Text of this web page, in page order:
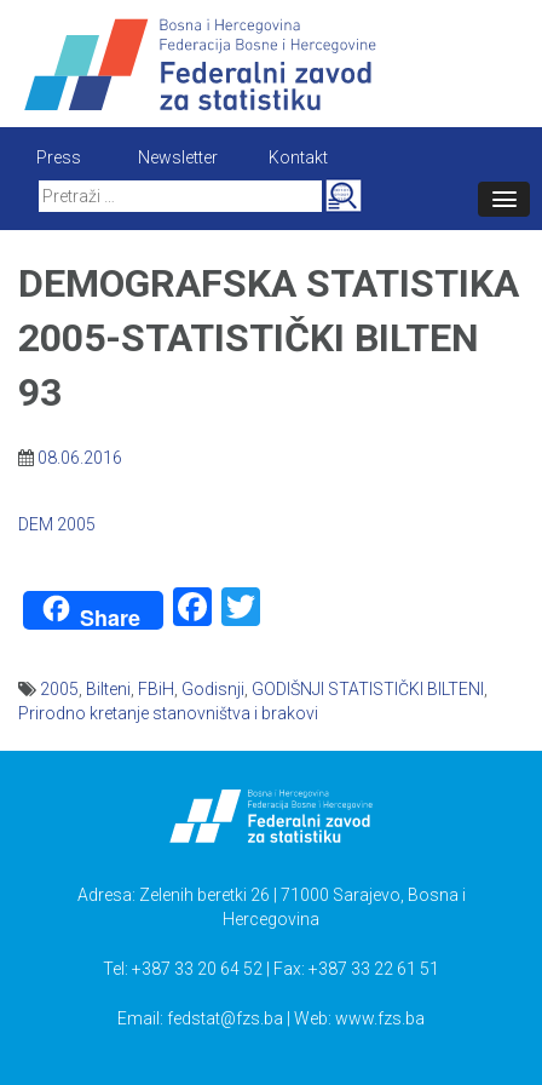
content
Press Newsletter
Kontakt
Search
for:
DEMOGRAFSKA STATISTIKA
2005-STATISTIČKI BILTEN
93
08.06.2016
DEM 2005
Share Facebook
2005 Bilteni FBiH Godisnji GODIŠNJI STATISTIČKI BILTENI
Prirodno kretanje stanovništva i brakovi
Adresa: Zelenih beretki 26 | 71000 Sarajevo, Bosna i
Hercegovina
Tel: +387 33 20 64 52 | Fax: +387 33 22 61 51
Email: fedstat@fzs.ba | Web: www.fzs.ba